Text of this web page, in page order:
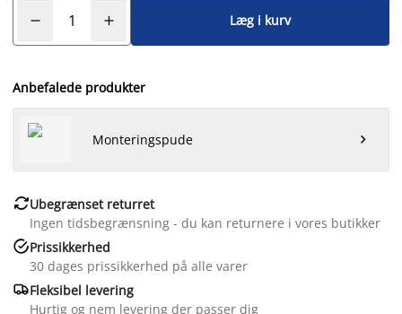
Læg i kurv
Anbefalede produkter
Monteringspude 
Ubegrænset returret
Ingen tidsbegrænsning - du kan returnere i vores butikker
Prissikkerhed
30 dages prissikkerhed på alle varer
Fleksibel levering
Hurtig og nem levering der passer dig